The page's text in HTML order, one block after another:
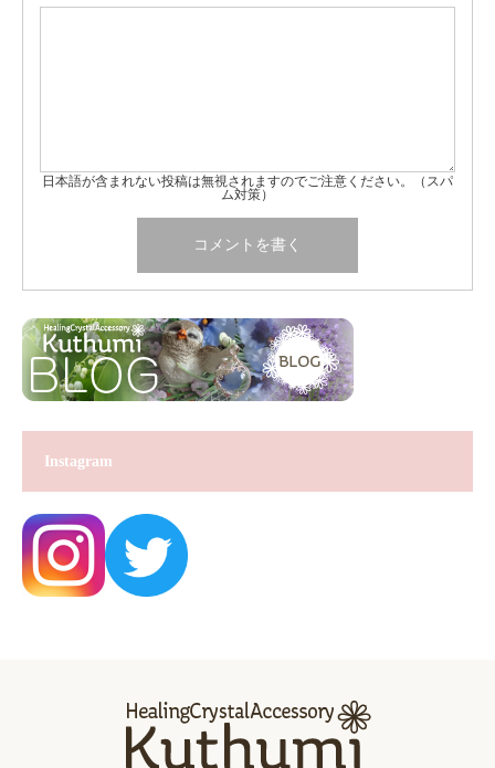
日本語が含まれない投稿は無視されますのでご注意ください。（スパ
ム対策）
Instagram